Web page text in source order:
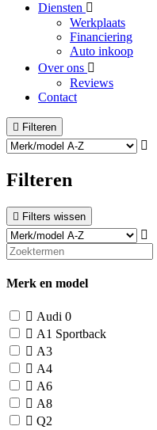
Diensten
Werkplaats
Financiering
Auto inkoop
Over ons
Reviews
Contact
Filteren
Filteren
Filters wissen
Merk en model
Audi 0
A1 Sportback
A3
A4
A6
A8
Q2